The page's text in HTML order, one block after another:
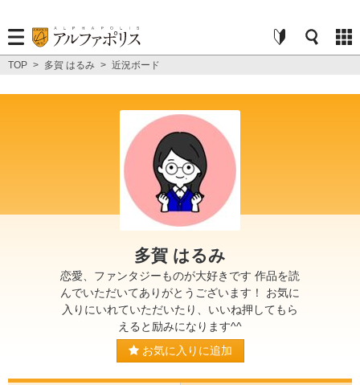
TOP > 多賀 はるみ > 近況ボード
多賀 はるみ
恋愛、ファンタジーものが大好きです 作品を読
んでいただいてありがとうございます！ お気に
入りにいれていただいたり、いいね押してもら
えると励みになります^^
お気に入りに追加